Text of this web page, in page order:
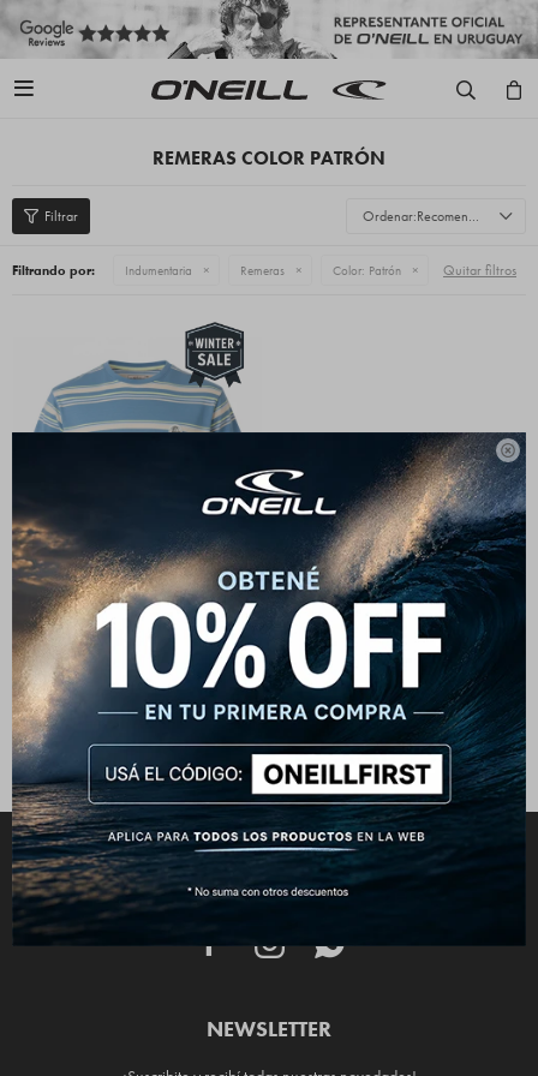


REMERAS COLOR PATRÓN
Recomendados
Filtrando por: Indumentaria Remeras Color: Patrón Quitar filtros
Remera O'Neill Stripe Azul
CONECTATE
  
NEWSLETTER